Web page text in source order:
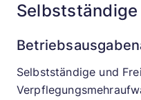
Selbstständige und